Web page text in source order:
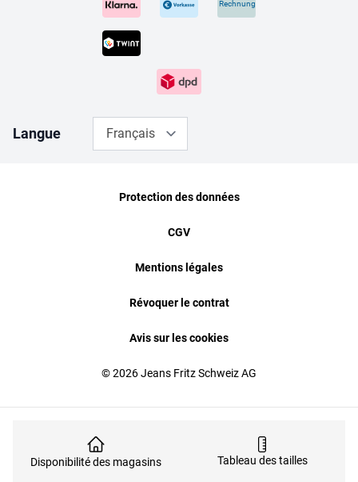
Disponibilité des magasins Tableau des tailles
Rechnung
Langue Français
© 2026 Jeans Fritz Schweiz AG
Protection des données
CGV
Mentions légales
Révoquer le contrat
Avis sur les cookies